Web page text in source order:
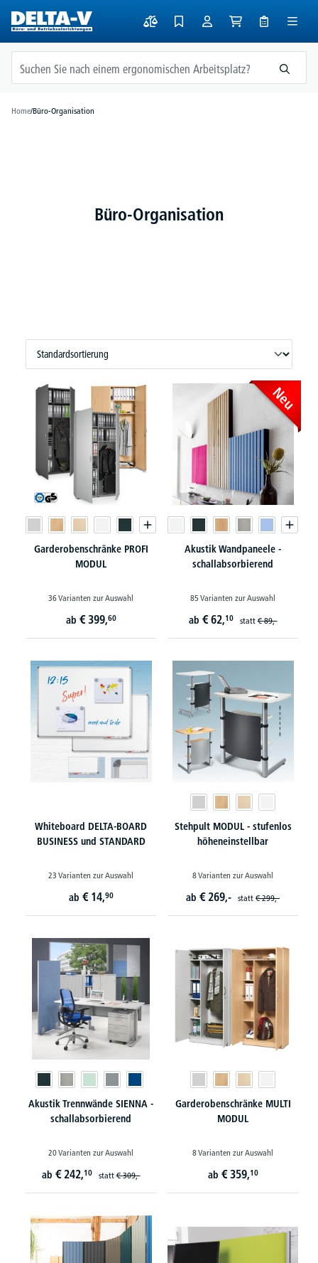
springen
Home/Büro-Organisation
Büro-Organisation
Garderobenschränke PROFI
MODUL
36 Varianten zur Auswahl
ab € 399,60
Neu
Akustik Wandpaneele -
schallabsorbierend
85 Varianten zur Auswahl
ab € 62,10 statt€ 89,-
Whiteboard DELTA-BOARD
BUSINESS und STANDARD
23 Varianten zur Auswahl
ab € 14,90
Stehpult MODUL - stufenlos
höheneinstellbar
8 Varianten zur Auswahl
ab € 269,- statt € 299,-
Akustik Trennwände SIENNA -
schallabsorbierend
20 Varianten zur Auswahl
ab € 242,10 statt€ 309,-
Garderobenschränke MULTI
MODUL
8 Varianten zur Auswahl
ab € 359,10